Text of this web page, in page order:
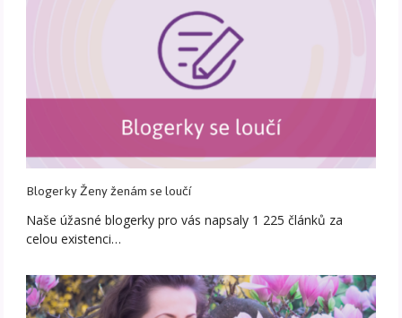
Blogerky Ženy ženám se loučí
Naše úžasné blogerky pro vás napsaly 1 225 článků za
celou existenci…